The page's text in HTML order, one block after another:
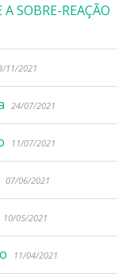
SOBRE-REAÇÃO
11/2021
24/07/2021
11/07/2021
07/06/2021
10/05/2021
11/04/2021